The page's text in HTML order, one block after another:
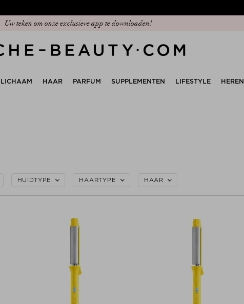
Uw teken om onze exclusieve app te downloaden!
LICHAAM HAAR PARFUM SUPPLEMENTEN LIFESTYLE HEREN
HUIDTYPE HAARTYPE HAAR